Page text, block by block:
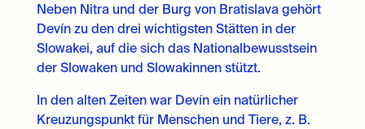
Neben Nitra und der Burg von Bratislava gehört
Devín zu den drei wichtigsten Stätten in der
Slowakei, auf die sich das Nationalbewusstsein
der Slowaken und Slowakinnen stützt.
In den alten Zeiten war Devín ein natürlicher
Kreuzungspunkt für Menschen und Tiere, z. B.